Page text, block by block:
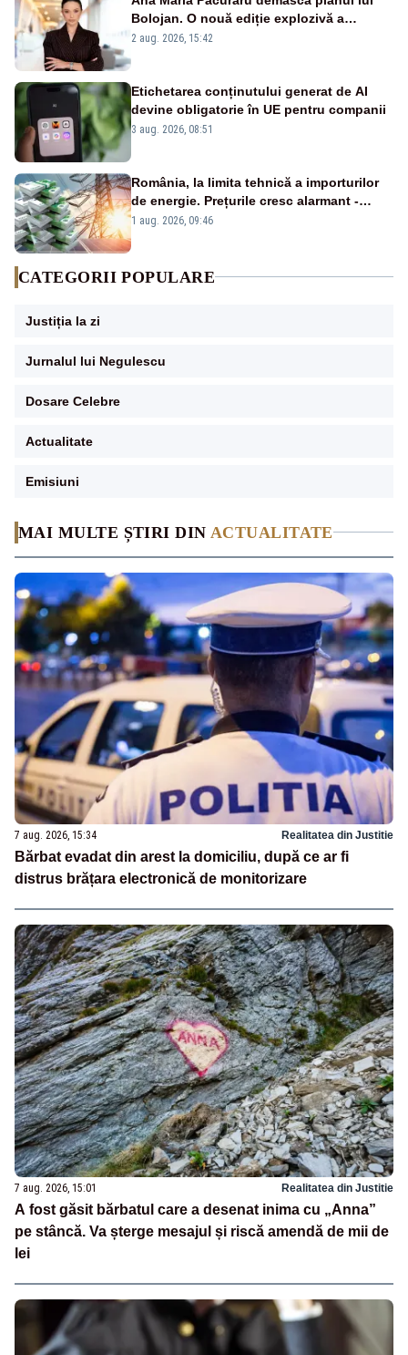
MAI MULTE ȘTIRI DIN ACTUALITATE
7 aug. 2026, 15:34 Realitatea din Justitie
Bărbat evadat din arest la domiciliu, după ce ar fi
distrus brățara electronică de monitorizare
7 aug. 2026, 15:01 Realitatea din Justitie
A fost găsit bărbatul care a desenat inima cu „Anna”
pe stâncă. Va șterge mesajul și riscă amendă de mii de
lei
Bolojan. O nouă ediție explozivă a
emisiunii „Miza Zilei” la Realitatea PLUS
2 aug. 2026, 15:42
Etichetarea conținutului generat de AI
devine obligatorie în UE pentru companii
3 aug. 2026, 08:51
România, la limita tehnică a importurilor
de energie. Prețurile cresc alarmant -
Analiză Realitatea Plus
1 aug. 2026, 09:46
CATEGORII POPULARE
Justiția la zi
Jurnalul lui Negulescu
Dosare Celebre
Actualitate
Emisiuni